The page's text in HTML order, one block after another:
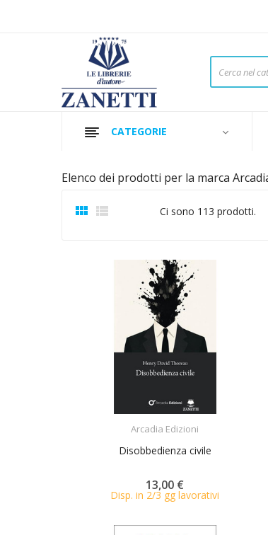
CATEGORIE
Elenco dei prodotti per la marca
  Ci sono 113 prodotti.
Arcadia Edizioni
Disobbedienza civile
13,00 €
Disp. in 2/3 gg lavorativi